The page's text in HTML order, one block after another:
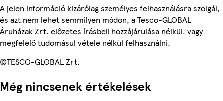
A jelen információ kizárólag személyes felhasználásra szolgál,
és azt nem lehet semmilyen módon, a Tesco-GLOBAL
Áruházak Zrt. előzetes írásbeli hozzájárulása nélkül, vagy
megfelelő tudomásul vétele nélkül felhasználni.
©TESCO-GLOBAL Zrt.
Még nincsenek értékelések